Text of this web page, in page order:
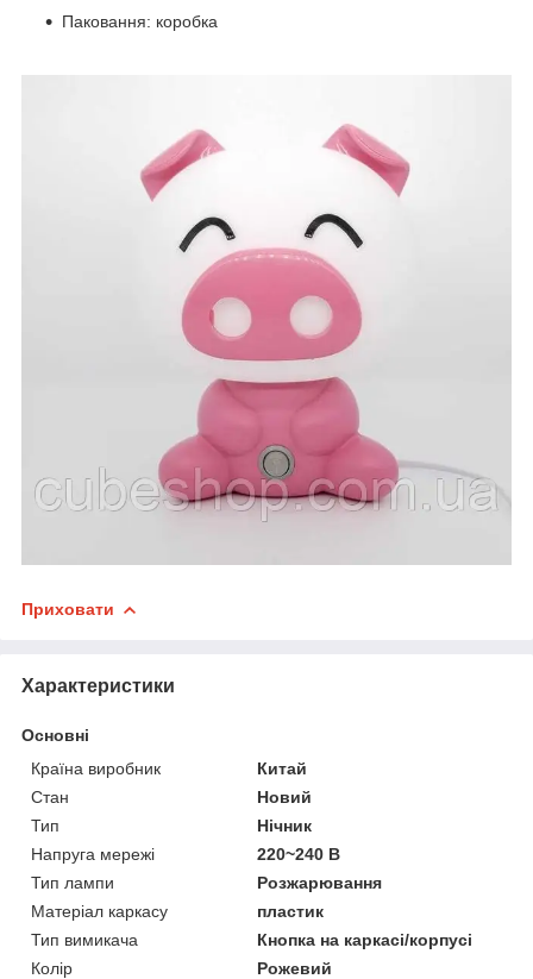
Паковання: коробка
Приховати
Характеристики
Основні
Країна виробник
Китай
Стан
Новий
Тип
Нічник
Напруга мережі
220~240 В
Тип лампи
Розжарювання
Матеріал каркасу
пластик
Тип вимикача
Кнопка на каркасі/корпусі
Колір
Рожевий